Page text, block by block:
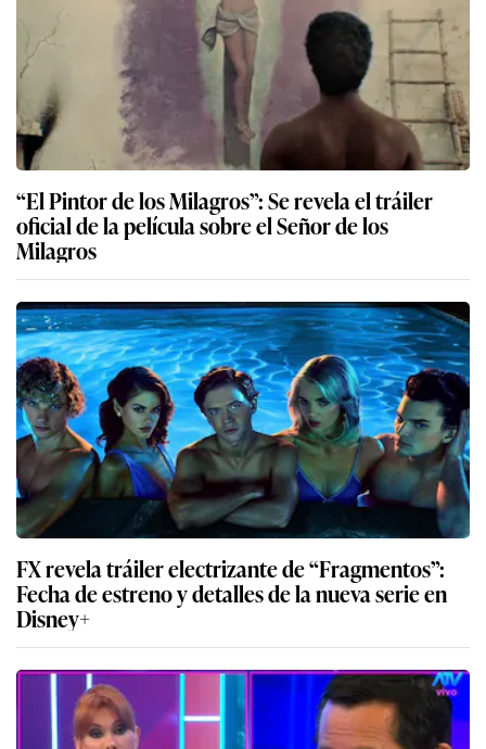
“El Pintor de los Milagros”: Se revela el tráiler
oficial de la película sobre el Señor de los
Milagros
FX revela tráiler electrizante de “Fragmentos”:
Fecha de estreno y detalles de la nueva serie en
Disney+